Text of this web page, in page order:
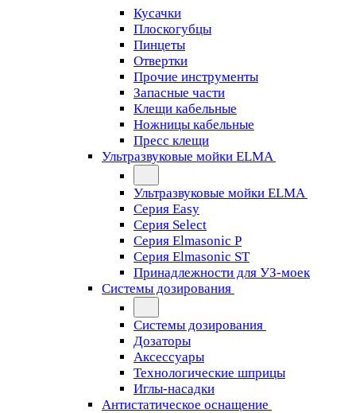
Кусачки
Плоскогубцы
Пинцеты
Отвертки
Прочие инструменты
Запасные части
Клещи кабельные
Ножницы кабельные
Пресс клещи
Ультразвуковые мойки ELMA
Ультразвуковые мойки ELMA
Серия Easy
Серия Select
Серия Elmasonic P
Серия Elmasonic ST
Принадлежности для УЗ-моек
Системы дозирования
Системы дозирования
Дозаторы
Аксессуары
Технологические шприцы
Иглы-насадки
Антистатическое оснащение